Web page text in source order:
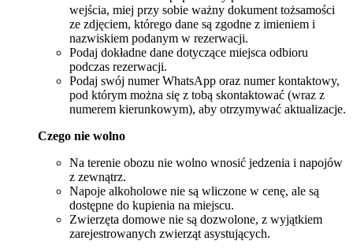
wejścia, miej przy sobie ważny dokument tożsamości
ze zdjęciem, którego dane są zgodne z imieniem i
nazwiskiem podanym w rezerwacji.
Podaj dokładne dane dotyczące miejsca odbioru
podczas rezerwacji.
Podaj swój numer WhatsApp oraz numer kontaktowy,
pod którym można się z tobą skontaktować (wraz z
numerem kierunkowym), aby otrzymywać aktualizacje.
Czego nie wolno
Na terenie obozu nie wolno wnosić jedzenia i napojów
z zewnątrz.
Napoje alkoholowe nie są wliczone w cenę, ale są
dostępne do kupienia na miejscu.
Zwierzęta domowe nie są dozwolone, z wyjątkiem
zarejestrowanych zwierząt asystujących.